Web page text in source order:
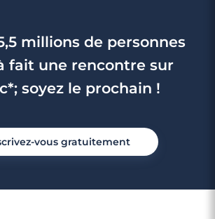
millions de personnes
fait une rencontre sur
soyez le prochain !
vous gratuitement